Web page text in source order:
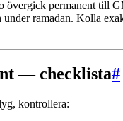
övergick permanent till
under ramadan. Kolla
— checklista#
kontrollera: